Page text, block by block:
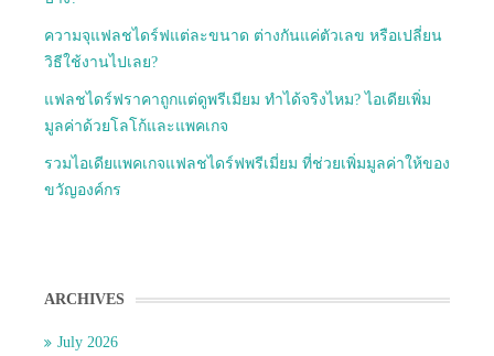
ความจุแฟลชไดร์ฟแต่ละขนาด ต่างกันแค่ตัวเลข หรือเปลี่ยน
วิธีใช้งานไปเลย?
แฟลชไดร์ฟราคาถูกแต่ดูพรีเมียม ทำได้จริงไหม? ไอเดียเพิ่ม
มูลค่าด้วยโลโก้และแพคเกจ
รวมไอเดียแพคเกจแฟลชไดร์ฟพรีเมี่ยม ที่ช่วยเพิ่มมูลค่าให้ของ
ขวัญองค์กร
ARCHIVES
July 2026